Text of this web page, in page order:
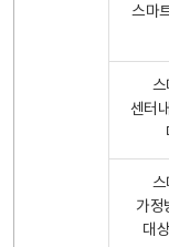
스마
스
센터
스
가정
대